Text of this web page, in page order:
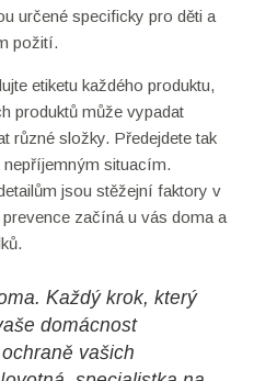
určené specificky pro děti a
požití.
etiketu každého produktu,
produktů může vypadat
různé složky. Předejdete tak
nepříjemným situacím.
jsou stěžejní faktory v
začíná u vás doma a
Každý krok, který
domácnost
vašich